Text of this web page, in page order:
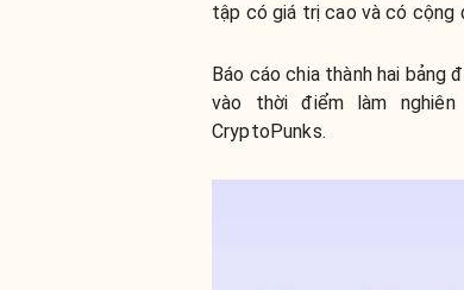
tập có giá trị cao và có cộng
Báo cáo chia thành hai bảng
vào thời điểm làm
CryptoPunks.